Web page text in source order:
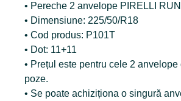
• Pereche 2 anvelope PIRELLI
• Dimensiune: 225/50/R18
• Cod produs: P101T
• Dot: 11+11
• Prețul este pentru cele 2
poze.
• Se poate achiziționa o singură